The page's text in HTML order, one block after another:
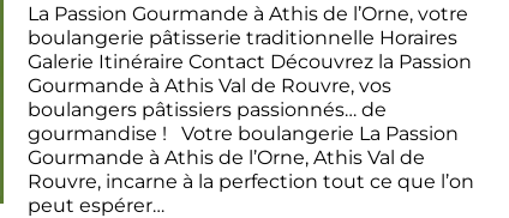
La Passion Gourmande à Athis de l’Orne, votre
boulangerie pâtisserie traditionnelle Horaires
Galerie Itinéraire Contact Découvrez la Passion
Gourmande à Athis Val de Rouvre, vos
boulangers pâtissiers passionnés… de
gourmandise ! Votre boulangerie La Passion
Gourmande à Athis de l’Orne, Athis Val de
Rouvre, incarne à la perfection tout ce que l’on
peut espérer…